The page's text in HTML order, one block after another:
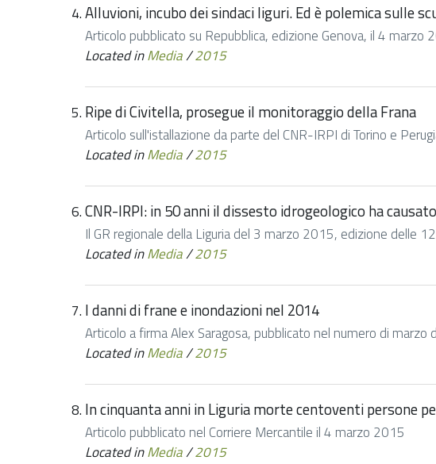
Alluvioni, incubo dei sindaci liguri. Ed è polemica sulle
Articolo pubblicato su Repubblica, edizione Genova, il 4 marzo
Located inMedia/2015
Ripe di Civitella, prosegue il monitoraggio della Frana
Articolo sull'istallazione da parte del CNR-IRPI di Torino e
Located inMedia/2015
CNR-IRPI: in 50 anni il dissesto idrogeologico ha
Il GR regionale della Liguria del 3 marzo 2015, edizione delle
Located inMedia/2015
I danni di frane e inondazioni nel 2014
Articolo a firma Alex Saragosa, pubblicato nel numero di marzo
Located inMedia/2015
In cinquanta anni in Liguria morte centoventi persone
Articolo pubblicato nel Corriere Mercantile il 4 marzo 2015
Located inMedia/2015